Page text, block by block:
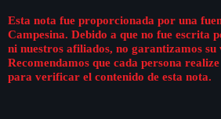
play_arrow LA CAMPESINA GEORGIA
Esta nota fue proporcionada por una
Campesina. Debido a que no fue escrita
ni nuestros afiliados, no garantizamos
Recomendamos que cada persona
para verificar el contenido de esta nota.